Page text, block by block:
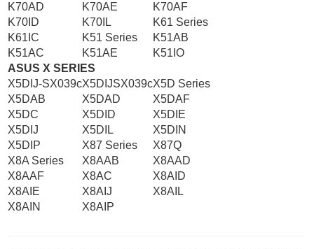
K70AD
K70AE
K70AF
K70ID
K70IL
K61 Series
K61IC
K51 Series
K51AB
K51AC
K51AE
K51IO
ASUS X SERIES
X5DIJ-SX039cX5DIJSX039cX5D Series
X5DAB
X5DAD
X5DAF
X5DC
X5DID
X5DIE
X5DIJ
X5DIL
X5DIN
X5DIP
X87 Series
X87Q
X8A Series
X8AAB
X8AAD
X8AAF
X8AC
X8AID
X8AIE
X8AIJ
X8AIL
X8AIN
X8AIP